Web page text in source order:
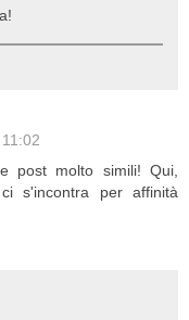
post molto simili! Qui,
s'incontra per affinità